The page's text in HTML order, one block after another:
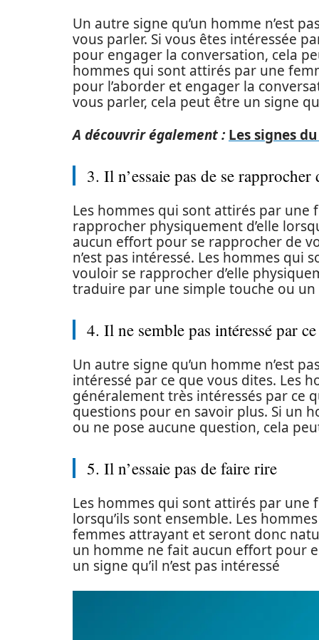
Un autre signe qu’un homme n’est
vous parler. Si vous êtes intéressée
pour engager la conversation, cela
hommes qui sont attirés par une
pour l’aborder et engager la
vous parler, cela peut être un signe
A découvrir également : Les signes
3. Il n’essaie pas de se rapprocher
Les hommes qui sont attirés par
rapprocher physiquement d’elle
aucun effort pour se rapprocher de
n’est pas intéressé. Les hommes
vouloir se rapprocher d’elle
traduire par une simple touche ou
4. Il ne semble pas intéressé par
Un autre signe qu’un homme n’est
intéressé par ce que vous dites. Les
généralement très intéressés par ce
questions pour en savoir plus. Si un
ou ne pose aucune question, cela
5. Il n’essaie pas de faire rire
Les hommes qui sont attirés par
lorsqu’ils sont ensemble. Les
femmes attrayant et seront donc
un homme ne fait aucun effort pour
un signe qu’il n’est pas intéressé